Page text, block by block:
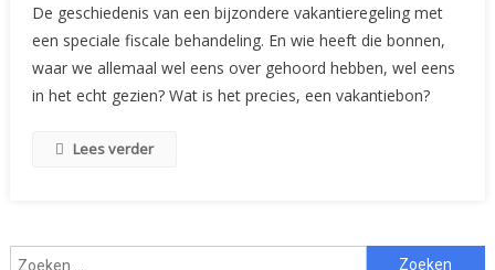
In
De
Agrarische
Sector
De geschiedenis van een bijzondere vakantieregeling met
een speciale fiscale behandeling. En wie heeft die bonnen,
waar we allemaal wel eens over gehoord hebben, wel eens
in het echt gezien? Wat is het precies, een vakantiebon?
Lees verder
Zoeken